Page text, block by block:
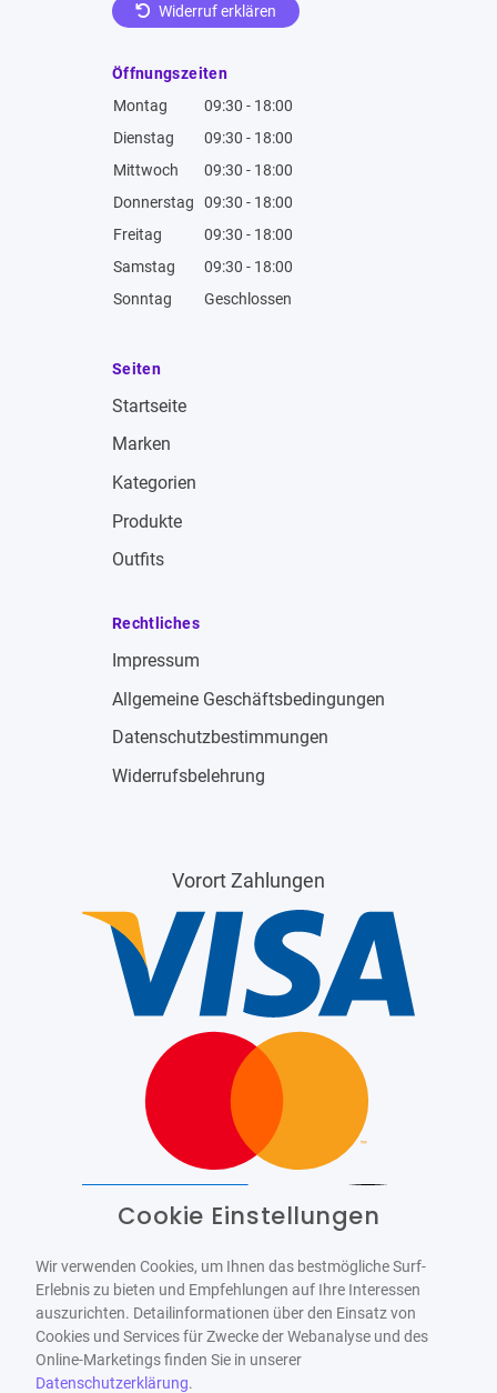
Widerruf erklären
Öffnungszeiten
Montag
09:30 - 18:00
Dienstag
09:30 - 18:00
Mittwoch
09:30 - 18:00
Donnerstag
09:30 - 18:00
Freitag
09:30 - 18:00
Samstag
09:30 - 18:00
Sonntag
Geschlossen
Seiten
Startseite
Marken
Kategorien
Produkte
Outfits
Rechtliches
Impressum
Allgemeine Geschäftsbedingungen
Datenschutzbestimmungen
Widerrufsbelehrung
Vorort Zahlungen
WCAG-2.1-AA
Cookie Einstellungen
Wir verwenden Cookies, um Ihnen das bestmögliche Surf-
Erlebnis zu bieten und Empfehlungen auf Ihre Interessen
auszurichten. Detailinformationen über den Einsatz von
Cookies und Services für Zwecke der Webanalyse und des
Online-Marketings finden Sie in unserer
Datenschutzerklärung.